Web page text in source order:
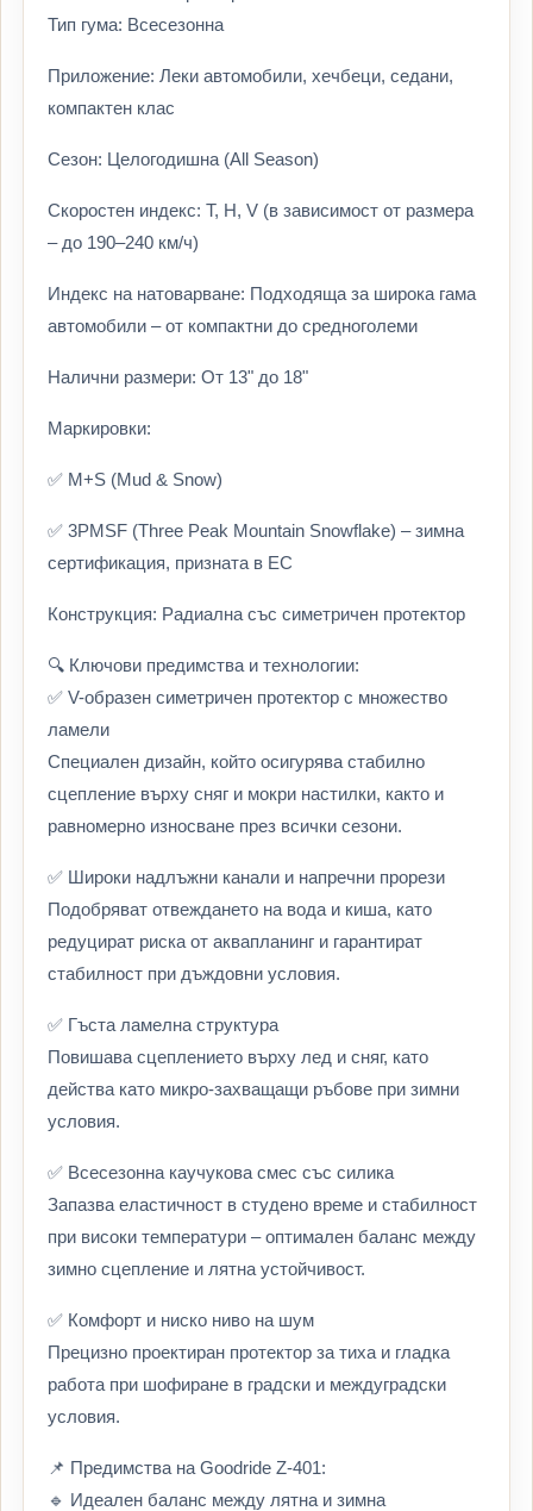
Тип гума: Всесезонна
Приложение: Леки автомобили, хечбеци, седани,
компактен клас
Сезон: Целогодишна (All Season)
Скоростен индекс: T, H, V (в зависимост от размера
– до 190–240 км/ч)
Индекс на натоварване: Подходяща за широка гама
автомобили – от компактни до средноголеми
Налични размери: От 13" до 18"
Маркировки:
✅ M+S (Mud & Snow)
✅ 3PMSF (Three Peak Mountain Snowflake) – зимна
сертификация, призната в ЕС
Конструкция: Радиална със симетричен протектор
🔍 Ключови предимства и технологии:
✅ V-образен симетричен протектор с множество
ламели
Специален дизайн, който осигурява стабилно
сцепление върху сняг и мокри настилки, както и
равномерно износване през всички сезони.
✅ Широки надлъжни канали и напречни прорези
Подобряват отвеждането на вода и киша, като
редуцират риска от аквапланинг и гарантират
стабилност при дъждовни условия.
✅ Гъста ламелна структура
Повишава сцеплението върху лед и сняг, като
действа като микро-захващащи ръбове при зимни
условия.
✅ Всесезонна каучукова смес със силика
Запазва еластичност в студено време и стабилност
при високи температури – оптимален баланс между
зимно сцепление и лятна устойчивост.
✅ Комфорт и ниско ниво на шум
Прецизно проектиран протектор за тиха и гладка
работа при шофиране в градски и междуградски
условия.
📌 Предимства на Goodride Z-401:
🔹 Идеален баланс между лятна и зимна